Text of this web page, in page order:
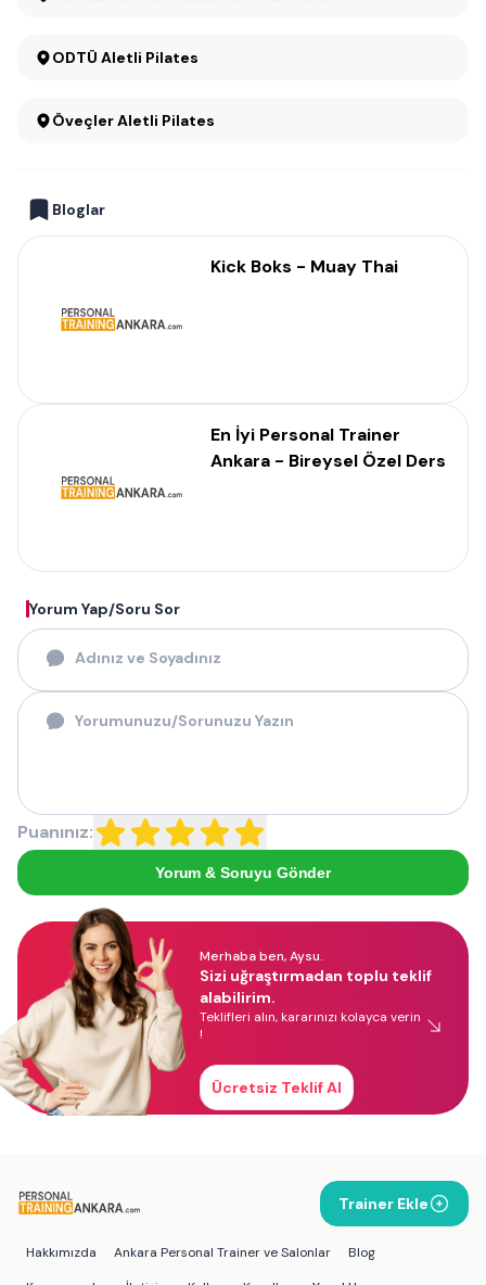
ODTÜ Aletli Pilates
Öveçler Aletli Pilates
Bloglar
Kick Boks - Muay Thai
En İyi Personal Trainer
Ankara - Bireysel Özel Ders
Yorum Yap/Soru Sor
Puanınız:
Yorum & Soruyu Gönder
Merhaba ben, Aysu.
Sizi uğraştırmadan toplu teklif
alabilirim.
Teklifleri alın, kararınızı kolayca verin
!
Ücretsiz Teklif Al
Trainer Ekle
Hakkımızda Ankara Personal Trainer ve Salonlar
Blog